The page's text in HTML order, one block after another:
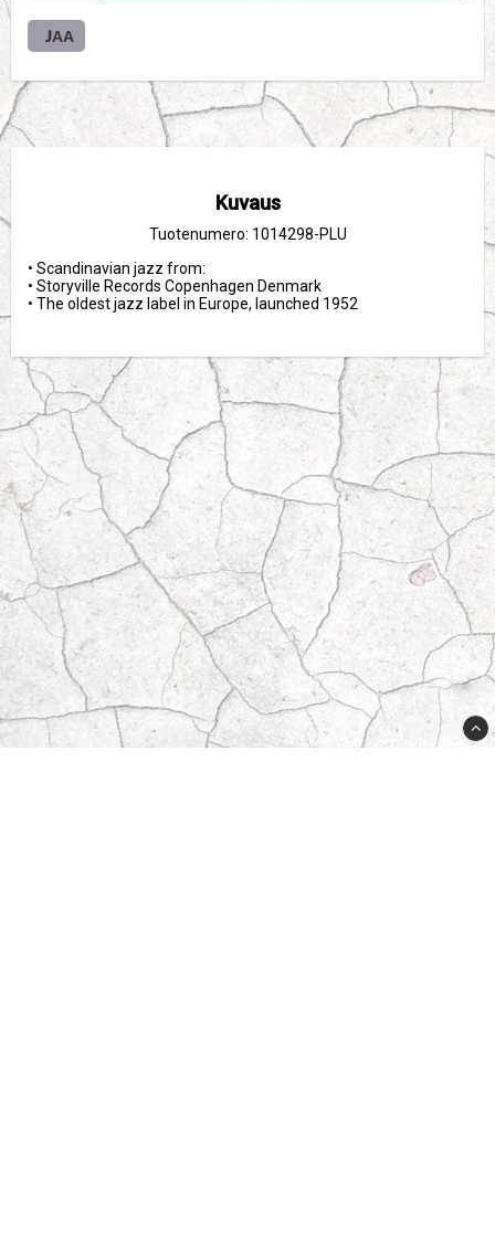
JAA
Kuvaus
Tuotenumero: 1014298-PLU
• Scandinavian jazz from:
• Storyville Records Copenhagen Denmark
• The oldest jazz label in Europe, launched 1952